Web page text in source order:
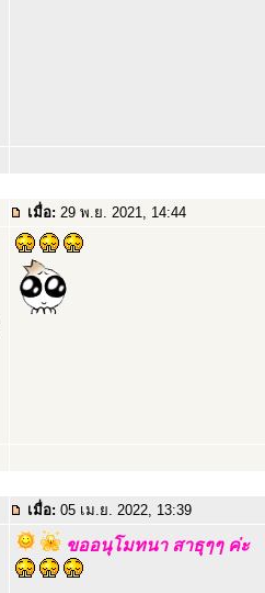
เมื่อ: 29 พ.ย. 2021, 14:44
เมื่อ: 05 เม.ย. 2022, 13:39
ขออนุโมทนา สาธุๆๆ ค่ะ